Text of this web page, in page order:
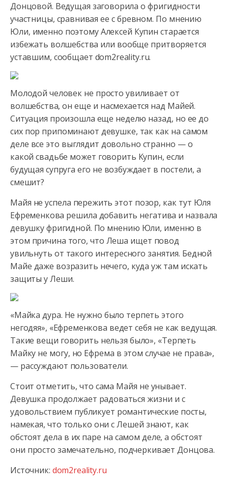
Донцовой. Ведущая заговорила о фригидности
участницы, сравнивая ее с бревном. По мнению
Юли, именно поэтому Алексей Купин старается
избежать волшебства или вообще притворяется
уставшим, сообщает dom2reality.ru.
Молодой человек не просто увиливает от
волшебства, он еще и насмехается над Майей.
Ситуация произошла еще неделю назад, но ее до
сих пор припоминают девушке, так как на самом
деле все это выглядит довольно странно — о
какой свадьбе может говорить Купин, если
будущая супруга его не возбуждает в постели, а
смешит?
Майя не успела пережить этот позор, как тут Юля
Ефременкова решила добавить негатива и назвала
девушку фригидной. По мнению Юли, именно в
этом причина того, что Леша ищет повод
увильнуть от такого интересного занятия. Бедной
Майе даже возразить нечего, куда уж там искать
защиты у Леши.
«Майка дура. Не нужно было терпеть этого
негодяя», «Ефременкова ведет себя не как ведущая.
Такие вещи говорить нельзя было», «Терпеть
Майку не могу, но Ефрема в этом случае не права»,
— рассуждают пользователи.
Стоит отметить, что сама Майя не унывает.
Девушка продолжает радоваться жизни и с
удовольствием публикует романтические посты,
намекая, что только они с Лешей знают, как
обстоят дела в их паре на самом деле, а обстоят
они просто замечательно, подчеркивает Донцова.
Источник: dom2reality.ru